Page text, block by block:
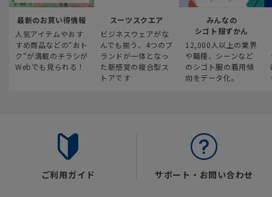
最新のお買い得情報
人気アイテムやおす
すめ商品などの“おト
ク“が満載のチラシが
Webでも見られる！
スーツスクエア
ビジネスウェアがな
んでも揃う、4つのブ
ランドが一体となっ
た新感覚の複合型ス
トアです
みんなの
シゴト服ずかん
12,000人以上の業界
や職種、シーンなど
のシゴト服の着用傾
向をデータ化。
ご利用ガイド サポート・お問い合わせ